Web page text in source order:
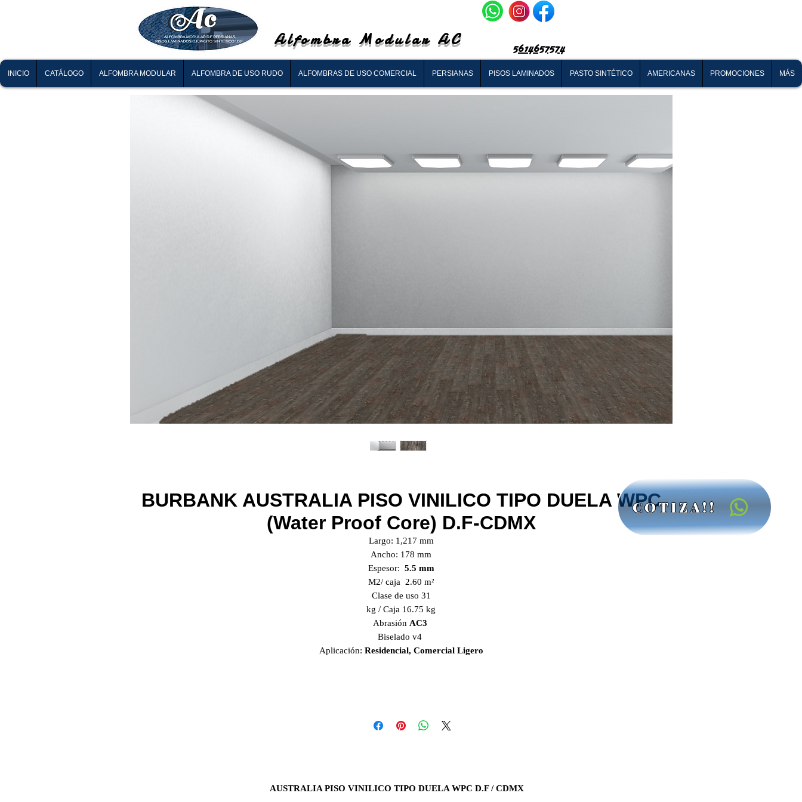
Alfombra Modular AC 5614657574
INICIO CATÁLOGO ALFOMBRA MODULAR ALFOMBRA DE USO RUDO ALFOMBRAS DE USO COMERCIAL PERSIANAS PISOS LAMINADOS PASTO SINTÉTICO AMERICANAS PROMOCIONES MÁS
COTIZA!!
BURBANK AUSTRALIA PISO VINILICO TIPO DUELA WPC
(Water Proof Core) D.F-CDMX
Largo: 1,217 mm
Ancho: 178 mm
Espesor: 5.5 mm
M2/ caja 2.60 m²
Clase de uso 31
kg / Caja 16.75 kg
Abrasión AC3
Biselado v4
Aplicación: Residencial, Comercial Ligero
AUSTRALIA PISO VINILICO TIPO DUELA WPC D.F / CDMX